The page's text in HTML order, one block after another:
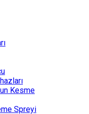
Kesme
Spreyi